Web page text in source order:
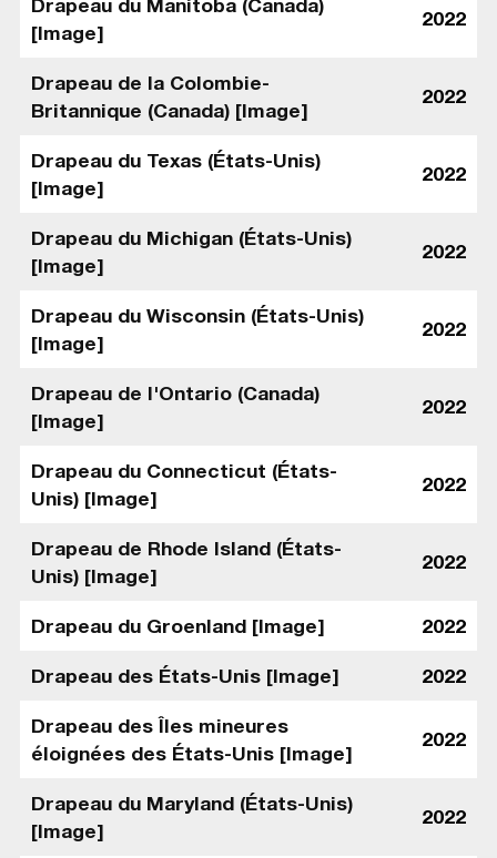
[Image]
2022
Drapeau de la Colombie-
Britannique (Canada) [Image]
2022
Drapeau du Texas (États-Unis)
[Image]
2022
Drapeau du Michigan (États-Unis)
[Image]
2022
Drapeau du Wisconsin (États-Unis)
[Image]
2022
Drapeau de l'Ontario (Canada)
[Image]
2022
Drapeau du Connecticut (États-
Unis) [Image]
2022
Drapeau de Rhode Island (États-
Unis) [Image]
2022
Drapeau du Groenland [Image] 2022
Drapeau des États-Unis [Image] 2022
Drapeau des Îles mineures
éloignées des États-Unis [Image]
2022
Drapeau du Maryland (États-Unis)
[Image]
2022